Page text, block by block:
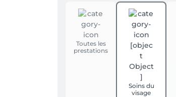
Toutes les
prestations
Soins du
visage